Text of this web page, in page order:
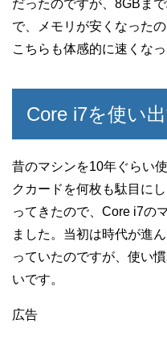
だったのですが、8GBま
で、メモリが安くなった
こちらも体感的に速くな
Core i7を使い
昔のマシンを10年ぐらい
クカードを何枚も駄目に
ってきたので、Core i7の
ました。当初は時代が進
っていたのですが、使い
いです。
広告